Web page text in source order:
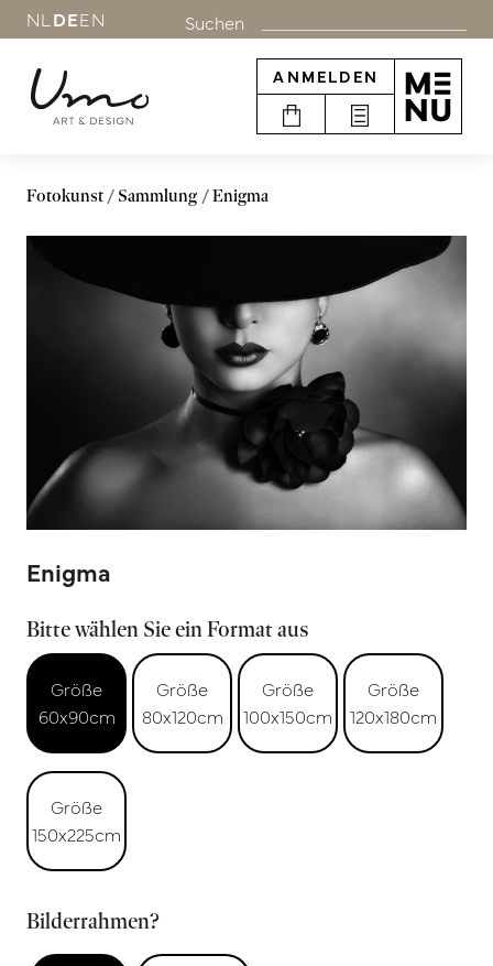
NL DEEN Suchen
ANMELDEN
Fotokunst Sammlung Enigma
Enigma
Bitte wählen Sie ein Format aus
Größe
60x90cm
Größe
80x120cm
Größe
100x150cm
Größe
120x180cm
Größe
150x225cm
Bilderrahmen?